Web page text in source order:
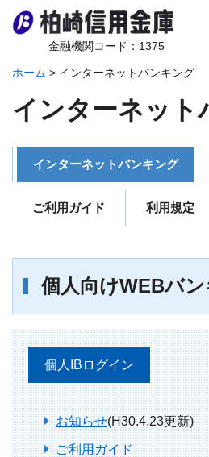
金融機関コード：1375
法人のお客さま
金庫から皆様へ
ホーム > インターネットバンキング
インターネット
インターネットバンキング
ご利用ガイド 利用規定
個人向けWEBバ
個人IBログイン
お知らせ(H30.4.23更新)
ご利用ガイド